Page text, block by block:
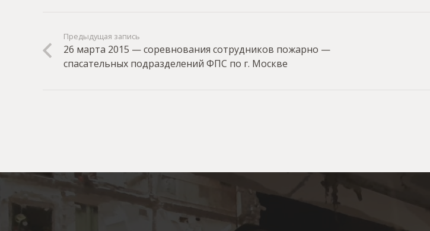
Предыдущая запись
26 марта 2015 — cоревнования сотрудников пожарно —
спасательных подразделений ФПС по г. Москве